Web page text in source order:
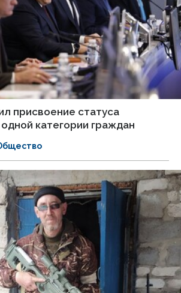
присвоение статуса
категории граждан